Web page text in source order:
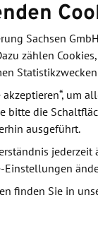
in
mechanischen
Anwendung
werden,
was die
auf dem
bereits
In
Sachsen
zählen
um
bitte die
ausgeführt.
Einstellungen
finden Sie in